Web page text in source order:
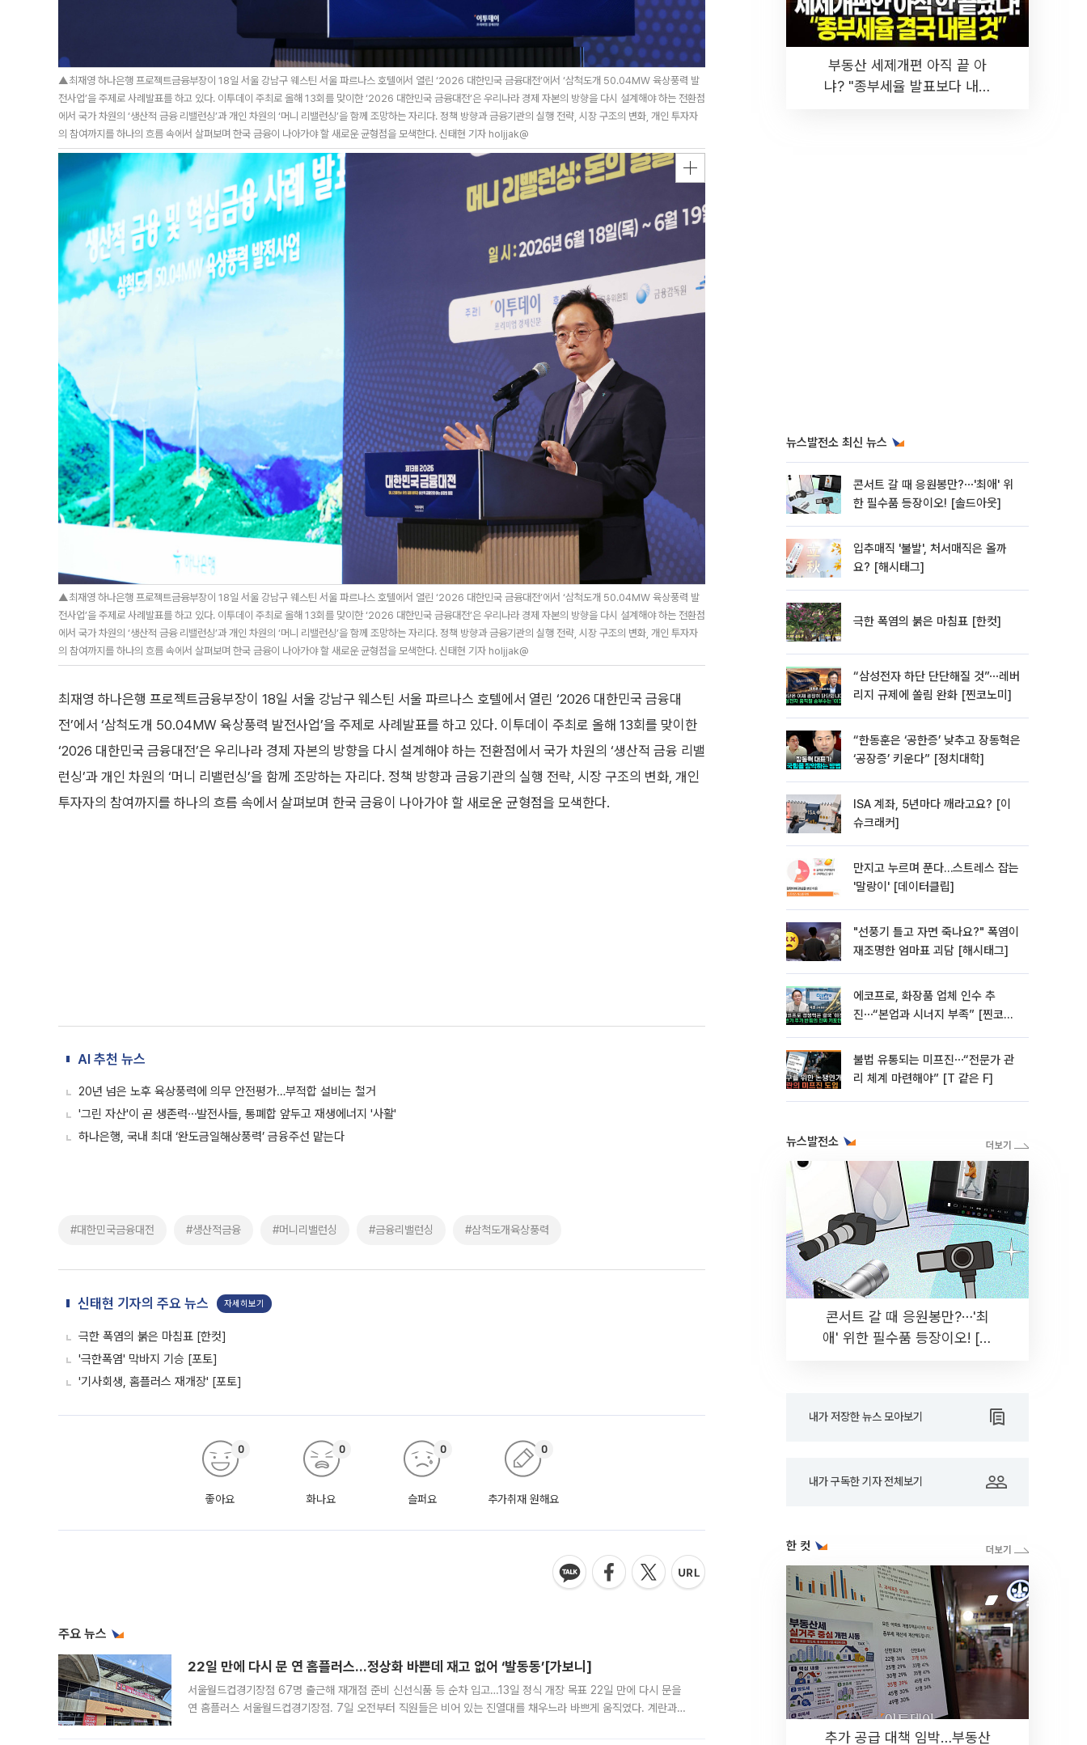
▲최재영 하나은행 프로젝트금융부장이 18일 서울 강남구 웨스틴 서울 파르나스 호텔에서 열린 ‘2026 대한민국 금융대전’에서 ‘삼척도개 50.04MW 육상풍력 발
전사업’을 주제로 사례발표를 하고 있다. 이투데이 주최로 올해 13회를 맞이한 ‘2026 대한민국 금융대전’은 우리나라 경제 자본의 방향을 다시 설계해야 하는 전환점
에서 국가 차원의 ‘생산적 금융 리밸런싱’과 개인 차원의 ‘머니 리밸런싱’을 함께 조망하는 자리다. 정책 방향과 금융기관의 실행 전략, 시장 구조의 변화, 개인 투자자
의 참여까지를 하나의 흐름 속에서 살펴보며 한국 금융이 나아가야 할 새로운 균형점을 모색한다. 신태현 기자 holjjak@
▲최재영 하나은행 프로젝트금융부장이 18일 서울 강남구 웨스틴 서울 파르나스 호텔에서 열린 ‘2026 대한민국 금융대전’에서 ‘삼척도개 50.04MW 육상풍력 발
전사업’을 주제로 사례발표를 하고 있다. 이투데이 주최로 올해 13회를 맞이한 ‘2026 대한민국 금융대전’은 우리나라 경제 자본의 방향을 다시 설계해야 하는 전환점
에서 국가 차원의 ‘생산적 금융 리밸런싱’과 개인 차원의 ‘머니 리밸런싱’을 함께 조망하는 자리다. 정책 방향과 금융기관의 실행 전략, 시장 구조의 변화, 개인 투자자
의 참여까지를 하나의 흐름 속에서 살펴보며 한국 금융이 나아가야 할 새로운 균형점을 모색한다. 신태현 기자 holjjak@
최재영 하나은행 프로젝트금융부장이 18일 서울 강남구 웨스틴 서울 파르나스 호텔에서 열린 ‘2026 대한민국 금융대
전’에서 ‘삼척도개 50.04MW 육상풍력 발전사업’을 주제로 사례발표를 하고 있다. 이투데이 주최로 올해 13회를 맞이한
‘2026 대한민국 금융대전’은 우리나라 경제 자본의 방향을 다시 설계해야 하는 전환점에서 국가 차원의 ‘생산적 금융 리밸
런싱’과 개인 차원의 ‘머니 리밸런싱’을 함께 조망하는 자리다. 정책 방향과 금융기관의 실행 전략, 시장 구조의 변화, 개인
투자자의 참여까지를 하나의 흐름 속에서 살펴보며 한국 금융이 나아가야 할 새로운 균형점을 모색한다.
AI 추천 뉴스
20년 넘은 노후 육상풍력에 의무 안전평가…부적합 설비는 철거
'그린 자산'이 곧 생존력⋯발전사들, 통폐합 앞두고 재생에너지 '사활'
하나은행, 국내 최대 ‘완도금일해상풍력’ 금융주선 맡는다
#대한민국금융대전 #생산적금융 #머니리밸런싱 #금융리밸런싱 #삼척도개육상풍력
신태현 기자의 주요 뉴스 자세히보기
극한 폭염의 붉은 마침표 [한컷]
'극한폭염' 막바지 기승 [포토]
'기사회생, 홈플러스 재개장' [포토]
좋아요
0
화나요
0
슬퍼요
0
추가취재 원해요
0
주요 뉴스
22일 만에 다시 문 연 홈플러스…정상화 바쁜데 재고 없어 ‘발동동’[가보니]
서울월드컵경기장점 67명 출근해 재개점 준비 신선식품 등 순차 입고…13일 정식 개장 목표 22일 만에 다시 문을
연 홈플러스 서울월드컵경기장점. 7일 오전부터 직원들은 비어 있는 진열대를 채우느라 바쁘게 움직였다. 계란과
부동산 세제개편 아직 끝 아
냐? "종부세율 발표보다 내릴
뉴스발전소 최신 뉴스
콘서트 갈 때 응원봉만?⋯'최애' 위
한 필수품 등장이오! [솔드아웃]
입추매직 '불발', 처서매직은 올까
요? [해시태그]
극한 폭염의 붉은 마침표 [한컷]
“삼성전자 하단 단단해질 것”⋯레버
리지 규제에 쏠림 완화 [찐코노미]
“한동훈은 ‘공한증’ 낮추고 장동혁은
‘공장증’ 키운다” [정치대학]
ISA 계좌, 5년마다 깨라고요? [이
슈크래커]
만지고 누르며 푼다…스트레스 잡는
'말랑이' [데이터클립]
"선풍기 틀고 자면 죽나요?" 폭염이
재조명한 엄마표 괴담 [해시태그]
에코프로, 화장품 업체 인수 추
진⋯“본업과 시너지 부족” [찐코노
불법 유통되는 미프진⋯“전문가 관
리 체계 마련해야” [T 같은 F]
뉴스발전소
콘서트 갈 때 응원봉만?⋯'최
애' 위한 필수품 등장이오! [솔
내가 저장한 뉴스 모아보기
내가 구독한 기자 전체보기
한 컷
추가 공급 대책 임박…부동산